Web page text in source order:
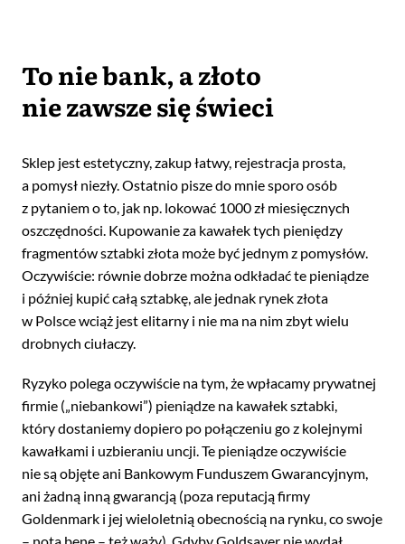
To nie bank, a złoto
nie zawsze się świeci
Sklep jest estetyczny, zakup łatwy, rejestracja prosta,
a pomysł niezły. Ostatnio pisze do mnie sporo osób
z pytaniem o to, jak np. lokować 1000 zł miesięcznych
oszczędności. Kupowanie za kawałek tych pieniędzy
fragmentów sztabki złota może być jednym z pomysłów.
Oczywiście: równie dobrze można odkładać te pieniądze
i później kupić całą sztabkę, ale jednak rynek złota
w Polsce wciąż jest elitarny i nie ma na nim zbyt wielu
drobnych ciułaczy.
Ryzyko polega oczywiście na tym, że wpłacamy prywatnej
firmie („niebankowi”) pieniądze na kawałek sztabki,
który dostaniemy dopiero po połączeniu go z kolejnymi
kawałkami i uzbieraniu uncji. Te pieniądze oczywiście
nie są objęte ani Bankowym Funduszem Gwarancyjnym,
ani żadną inną gwarancją (poza reputacją firmy
Goldenmark i jej wieloletnią obecnością na rynku, co swoje
– nota bene – też waży). Gdyby Goldsaver nie wydał